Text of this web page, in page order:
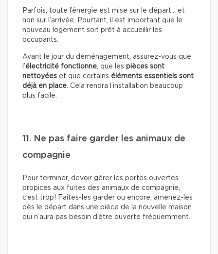
Parfois, toute l’énergie est mise sur le départ… et
non sur l’arrivée. Pourtant, il est important que le
nouveau logement soit prêt à accueillir les
occupants.
Avant le jour du déménagement, assurez-vous que
l’électricité fonctionne, que les pièces sont
nettoyées et que certains éléments essentiels sont
déjà en place. Cela rendra l’installation beaucoup
plus facile.
11. Ne pas faire garder les animaux de
compagnie
Pour terminer, devoir gérer les portes ouvertes
propices aux fuites des animaux de compagnie,
c’est trop! Faites-les garder ou encore, amenez-les
dès le départ dans une pièce de la nouvelle maison
qui n’aura pas besoin d’être ouverte fréquemment.